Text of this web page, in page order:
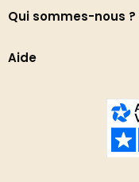
Qui sommes-nous ?
Aide